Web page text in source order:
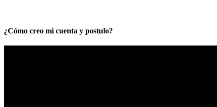
¿Cómo creo mi cuenta y postulo?